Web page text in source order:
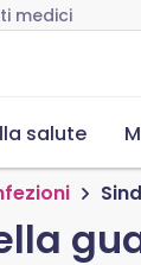
medici
salute